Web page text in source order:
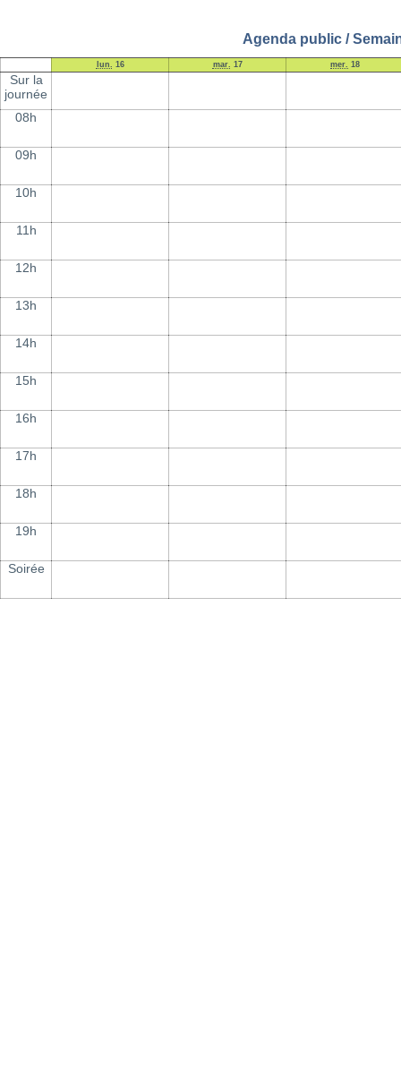
Agenda public /
lun. 16 mar. 17 mer. 18
Sur la
journée
08h
09h
10h
11h
12h
13h
14h
15h
16h
17h
18h
19h
Soirée